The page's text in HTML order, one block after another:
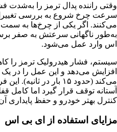
وقتی راننده پدال ترمز را
سرعت چرخ شروع به بررسی
می‌کنند. اگر یکی از چرخ‌ها به
به‌طور ناگهانی سرعتش به صفر
اس وارد عمل می‌شود.
سیستم، فشار هیدرولیک ترمز را
افزایش می‌دهد و این عمل را در یک
می‌کند (حدود ۱۵ بار در ثانیه).
آستانه توقف قرار گیرد اما کامل
کنترل بهتر خودرو و حفظ پایداری
مزایای استفاده از ای بی اس